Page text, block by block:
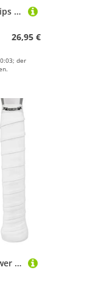
G-Lueck 27x Tennis Overgrips Talent Grip Griffband | 0,60mm Stärke | Für Squash Badminton Schläger & Golf inkl. Selbstklebendem Abschlußband | sehr griffig (Koralle (Orange))
26,95 €
der
G-Lueck 3er Set Tennis Power Touch Overgrip (sehr griffig & langlebig) | 0,60mm Stärke | Griffband für Padel, Badminton, Squash Schläger inkl. selbstklebendes Abschlußband | Anti-Rutsch (Weiss)